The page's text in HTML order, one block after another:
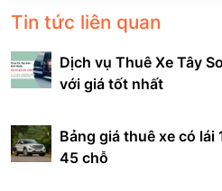
Tin tức liên quan
Dịch vụ Thuê Xe Tây
với giá tốt nhất
Bảng giá thuê xe có lái
45 chỗ